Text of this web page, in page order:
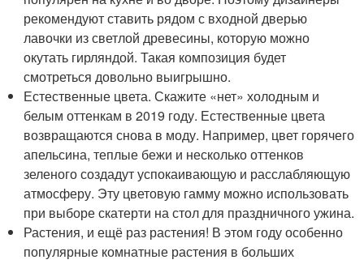
рекомендуют ставить рядом с входной дверью
лавочки из светлой древесины, которую можно
окутать гирляндой. Такая композиция будет
смотреться довольно выигрышно.
Естественные цвета. Скажите «нет» холодным и
белым оттенкам в 2019 году. Естественные цвета
возвращаются снова в моду. Например, цвет горячего
апельсина, теплые бежи и несколько оттенков
зеленого создадут успокаивающую и расслабляющую
атмосферу. Эту цветовую гамму можно использовать
при выборе скатерти на стол для праздничного ужина.
Растения, и ещё раз растения! В этом году особенно
популярные комнатные растения в больших